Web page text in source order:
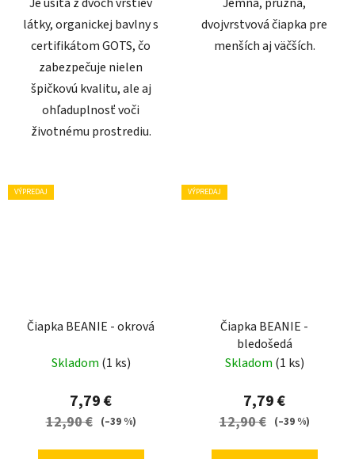
látky, organickej bavlny s
certifikátom GOTS, čo
zabezpečuje nielen
špičkovú kvalitu, ale aj
ohľaduplnosť voči
životnému prostrediu.
dvojvrstvová čiapka pre
menších aj väčších.
VÝPREDAJ
Čiapka BEANIE - okrová
Skladom (1 ks)
7,79 €
12,90 € (–39 %)
VÝPREDAJ
Čiapka BEANIE -
bledošedá
Skladom (1 ks)
7,79 €
12,90 € (–39 %)